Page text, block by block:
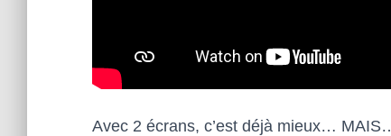
Avec 2 écrans, c’est déjà mieux…